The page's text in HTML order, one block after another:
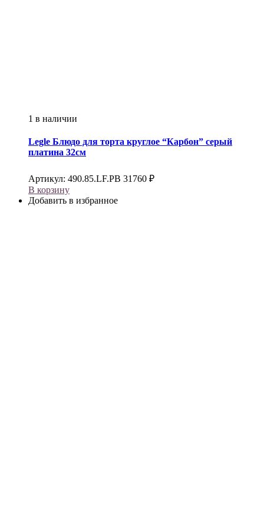
1 в наличии
Legle Блюдо для торта круглое “Карбон” серый
платина 32см
Артикул: 490.85.LF.PB 31760 ₽
В корзину
Добавить в избранное